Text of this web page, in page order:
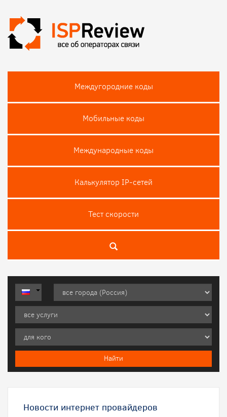
Междугородние коды
Мобильные коды
Международные коды
Калькулятор IP-сетей
Тест скороcти
Новости интернет провайдеров